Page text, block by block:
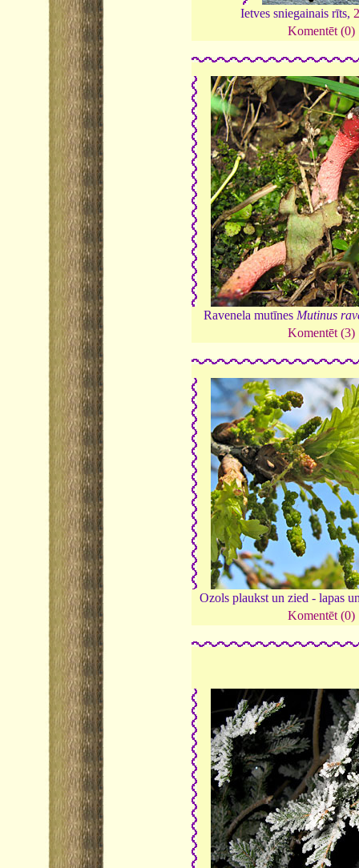
Ietves sniegainais rīts,
Komentēt (0)
Ravenela mutīnes Mutinus
Komentēt (3)
Ozols plaukst un zied - lapas
Komentēt (0)